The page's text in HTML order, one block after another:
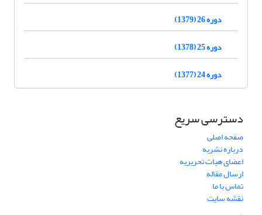
دوره 26 (1379)
دوره 25 (1378)
دوره 24 (1377)
دسترسی سریع
صفحه اصلی
درباره نشریه
اعضای هیات تحریریه
ارسال مقاله
تماس با ما
نقشه سایت